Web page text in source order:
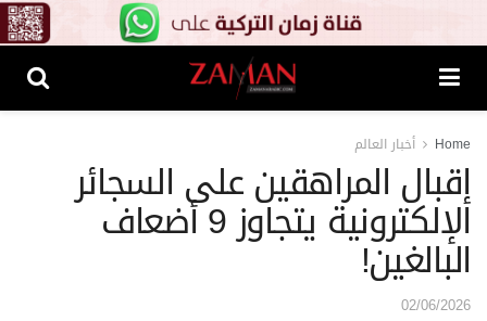
Home أخبار العالم
إقبال المراهقين على السجائر
الإلكترونية يتجاوز 9 أضعاف
البالغين!
02/06/2026